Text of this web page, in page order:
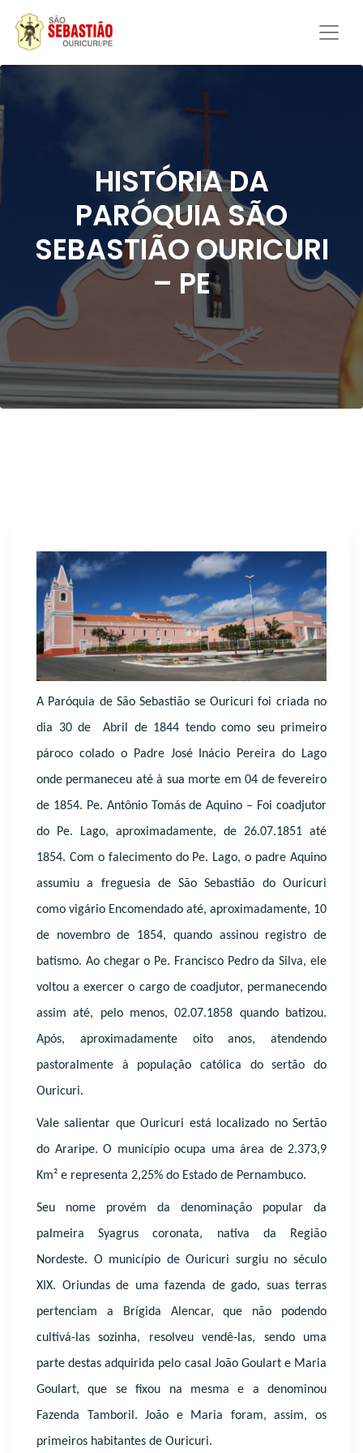
HISTÓRIA DA
PARÓQUIA SÃO
SEBASTIÃO OURICURI
– PE
A Paróquia de São Sebastião se Ouricuri foi criada no
dia 30 de Abril de 1844 tendo como seu primeiro
pároco colado o Padre José Inácio Pereira do Lago
onde permaneceu até à sua morte em 04 de fevereiro
de 1854. Pe. Antônio Tomás de Aquino – Foi coadjutor
do Pe. Lago, aproximadamente, de 26.07.1851 até
1854. Com o falecimento do Pe. Lago, o padre Aquino
assumiu a freguesia de São Sebastião do Ouricuri
como vigário Encomendado até, aproximadamente, 10
de novembro de 1854, quando assinou registro de
batismo. Ao chegar o Pe. Francisco Pedro da Silva, ele
voltou a exercer o cargo de coadjutor, permanecendo
assim até, pelo menos, 02.07.1858 quando batizou.
Após, aproximadamente oito anos, atendendo
pastoralmente à população católica do sertão do
Ouricuri.
Vale salientar que Ouricuri está localizado no Sertão
do Araripe. O município ocupa uma área de 2.373,9
Km² e representa 2,25% do Estado de Pernambuco.
Seu nome provém da denominação popular da
palmeira Syagrus coronata, nativa da Região
Nordeste. O município de Ouricuri surgiu no século
XIX. Oriundas de uma fazenda de gado, suas terras
pertenciam a Brígida Alencar, que não podendo
cultivá-las sozinha, resolveu vendê-las, sendo uma
parte destas adquirida pelo casal João Goulart e Maria
Goulart, que se fixou na mesma e a denominou
Fazenda Tamboril. João e Maria foram, assim, os
primeiros habitantes de Ouricuri.